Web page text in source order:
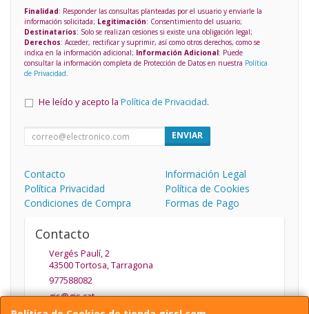
Finalidad: Responder las consultas planteadas por el usuario y enviarle la
información solicitada; Legitimación: Consentimiento del usuario;
Destinatarios: Solo se realizan cesiones si existe una obligación legal;
Derechos: Acceder, rectificar y suprimir, así como otros derechos, como se
indica en la información adicional; Información Adicional: Puede
consultar la información completa de Protección de Datos en nuestra Política
de Privacidad.
He leído y acepto la Política de Privacidad.
ENVIAR
Contacto
Información Legal
Política Privacidad
Política de Cookies
Condiciones de Compra
Formas de Pago
Contacto
Vergés Paulí, 2
43500Tortosa,Tarragona
977588082
gis@gis.cat